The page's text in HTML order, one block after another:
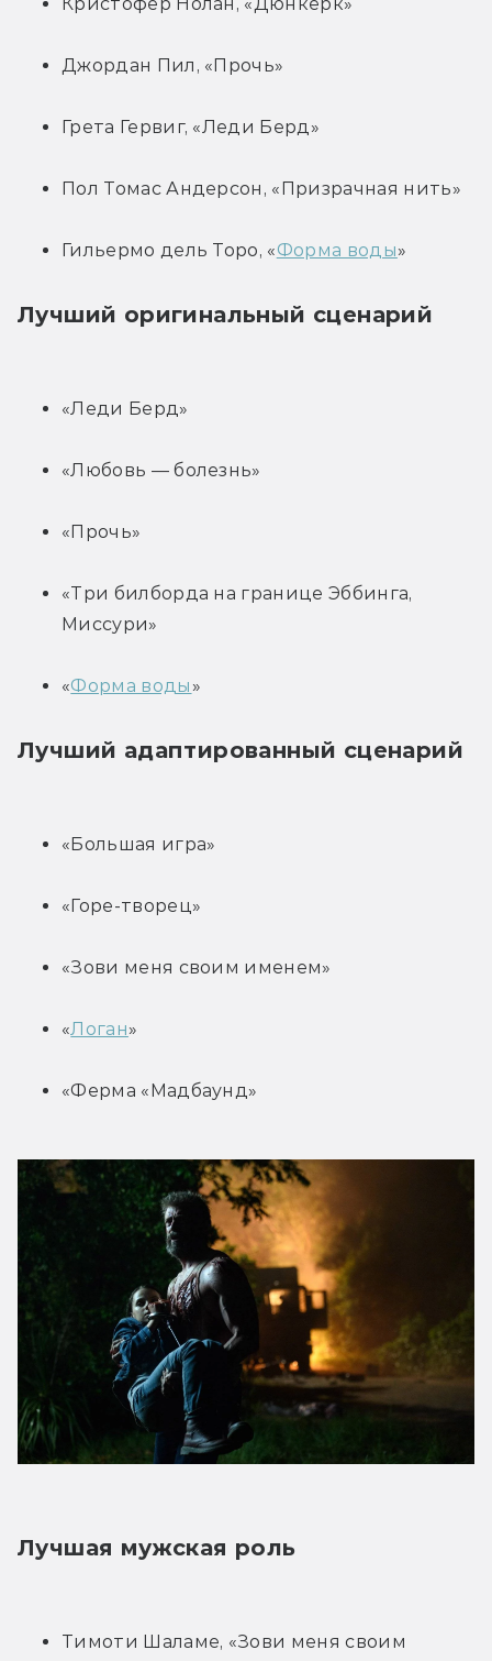
Джордан Пил, «Прочь»
Грета Гервиг, «Леди Берд»
Пол Томас Андерсон, «Призрачная нить»
Гильермо дель Торо, «Форма воды»
Лучший оригинальный сценарий
«Леди Берд»
«Любовь — болезнь»
«Прочь»
«Три билборда на границе Эббинга,
Миссури»
«Форма воды »
Лучший адаптированный сценарий
«Большая игра»
«Горе-творец»
«Зови меня своим именем»
«Логан»
«Ферма «Мадбаунд»
Лучшая мужская роль
Тимоти Шаламе, «Зови меня своим